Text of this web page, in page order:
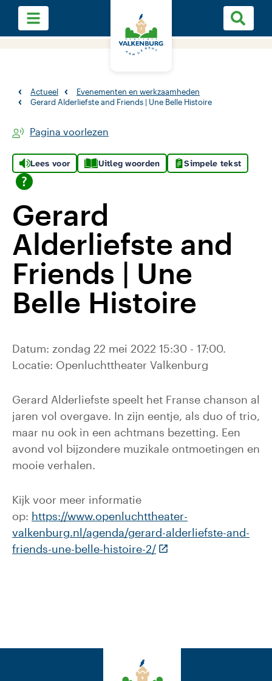
Actueel
Evenementen en werkzaamheden
Gerard Alderliefste and Friends | Une Belle Histoire
Pagina voorlezen
Lees voor Uitleg woorden Simpele tekst
Gerard
Alderliefste and
Friends | Une
Belle Histoire
Datum: zondag 22 mei 2022 15:30 - 17:00.
Locatie: Openluchttheater Valkenburg
Gerard Alderliefste speelt het Franse chanson al
jaren vol overgave. In zijn eentje, als duo of trio,
maar nu ook in een achtmans bezetting. Een
avond vol bijzondere muzikale ontmoetingen en
mooie verhalen.
Kijk voor meer informatie
op: https://www.openluchttheater-
valkenburg.nl/agenda/gerard-alderliefste-and-
friends-une-belle-histoire-2/(Deze link gaat naar